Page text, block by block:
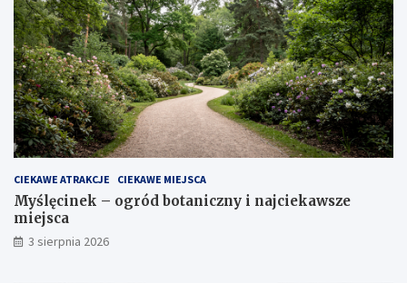
CIEKAWE ATRAKCJE CIEKAWE MIEJSCA
Myślęcinek – ogród botaniczny i najciekawsze
miejsca
3 sierpnia 2026